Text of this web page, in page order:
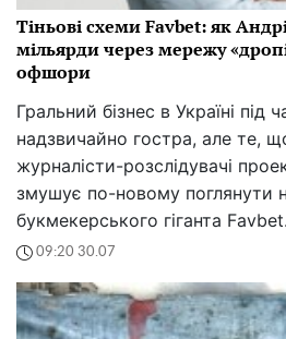
Тіньові схеми Favbet: як
мільярди через мережу
офшори
Гральний бізнес в Україні під
надзвичайно гостра, але те,
журналісти-розслідувачі
змушує по-новому поглянути
букмекерського гіганта Favbet.
09:20 30.07